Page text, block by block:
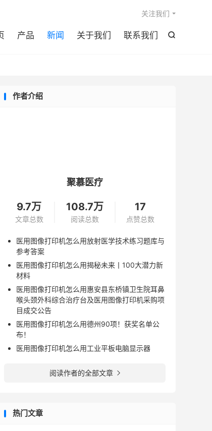

产品 新闻 关于我们 联系我们
关注我们
作者介绍
聚慕医疗
9.7万
文章总数
108.7万
阅读总数
17
点赞总数
医用图像打印机怎么用放射医学技术练习题库与
参考答案
医用图像打印机怎么用揭秘未来丨100大潜力新
材料
医用图像打印机怎么用惠安县东桥镇卫生院耳鼻
喉头颈外科综合治疗台及医用图像打印机采购项
目成交公告
医用图像打印机怎么用德州90项！获奖名单公
布！
医用图像打印机怎么用工业平板电脑显示器
阅读作者的全部文章 
热门文章